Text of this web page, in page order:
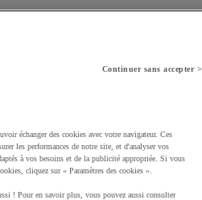
Continuer sans accepter >
échanger des cookies avec votre navigateur. Ces
les performances de notre site, et d'analyser vos
à vos besoins et de la publicité appropriée. Si vous
cliquez sur « Paramètres des cookies ».
! Pour en savoir plus, vous pouvez aussi consulter